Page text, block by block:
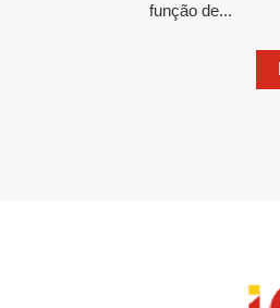
função de...